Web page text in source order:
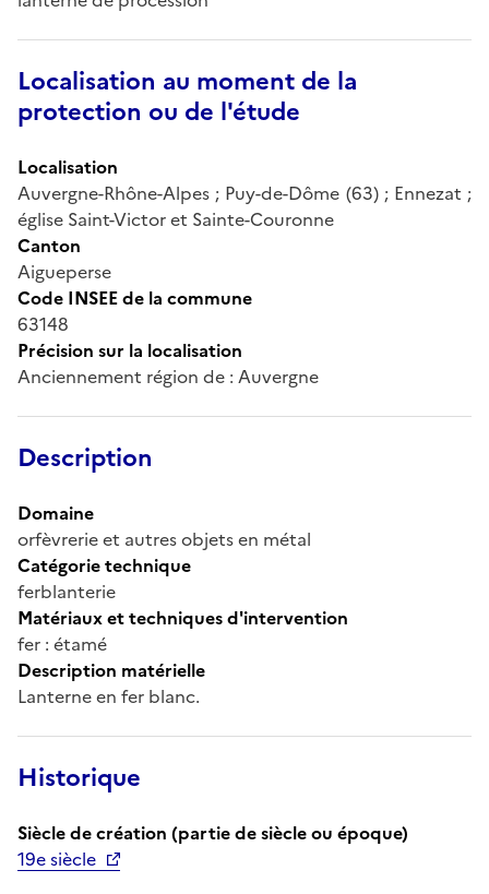
Localisation au moment de la
protection ou de l'étude
Localisation
Auvergne-Rhône-Alpes ; Puy-de-Dôme (63) ; Ennezat ;
église Saint-Victor et Sainte-Couronne
Canton
Aigueperse
Code INSEE de la commune
63148
Précision sur la localisation
Anciennement région de : Auvergne
Description
Domaine
orfèvrerie et autres objets en métal
Catégorie technique
ferblanterie
Matériaux et techniques d'intervention
fer : étamé
Description matérielle
Lanterne en fer blanc.
Historique
Siècle de création (partie de siècle ou époque)
19e siècle